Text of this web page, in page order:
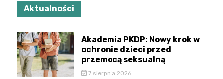
Aktualności
Akademia PKDP: Nowy krok w
ochronie dzieci przed
przemocą seksualną
7 sierpnia 2026